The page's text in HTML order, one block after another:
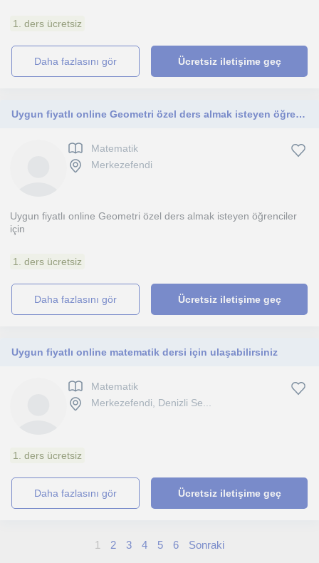
1. ders ücretsiz
daha fazlasını gör Ücretsiz iletişime geç
Uygun fiyatlı online Geometri özel ders almak isteyen öğrenciler için
Matematik
Merkezefendi
Uygun fiyatlı online Geometri özel ders almak isteyen öğrenciler
için
1. ders ücretsiz
daha fazlasını gör Ücretsiz iletişime geç
Uygun fiyatlı online matematik dersi için ulaşabilirsiniz
Matematik
Merkezefendi, Denizli Se...
1. ders ücretsiz
daha fazlasını gör Ücretsiz iletişime geç
1 2 3 4 5 6 Sonraki